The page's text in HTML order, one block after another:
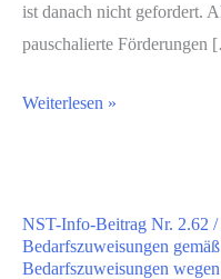
ist danach nicht gefordert.
pauschalierte Förderungen
HVB-
/
2026
Weiterlesen »
NST-Info-Beitrag Nr. 2.62
Bedarfszuweisungen
Bedarfszuweisungen